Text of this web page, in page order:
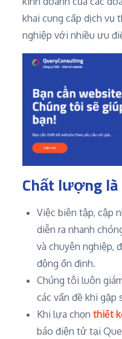
khai cung cấp dịch vụ
nghiệp với nhiều ưu
Chất lượng là
Việc biên tập, cập
diễn ra nhanh
và chuyên nghiệp,
động ổn định.
Chúng tôi luôn
các vấn đề khi gặp
Khi lựa chọnthiết
báo điện tử tại